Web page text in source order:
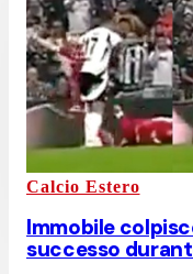
Calcio Estero
Immobile
successo